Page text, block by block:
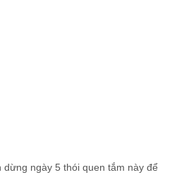
ngày 5 thói quen tắm này để